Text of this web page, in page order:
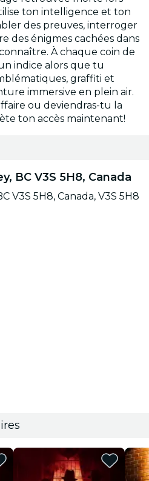
ton intelligence et ton
des preuves, interroger
des énigmes cachées dans
À chaque coin de
indice alors que tu
graffiti et
immersive en plein air.
ou deviendras-tu la
ton accès maintenant!
BC V3S 5H8, Canada
V3S 5H8, Canada, V3S 5H8